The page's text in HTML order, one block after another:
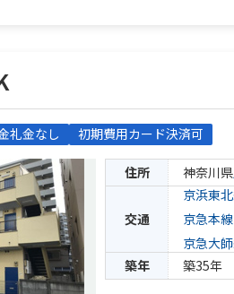
礼金なし 初期費用カード決済可
住所 神奈川県
交通
京浜東
京急本線
京急大
築年
築35年